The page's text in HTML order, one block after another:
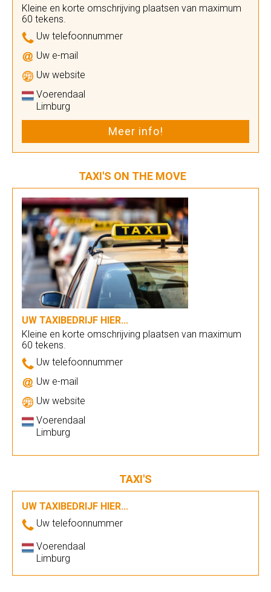
Kleine en korte omschrijving plaatsen van maximum
60 tekens.
Uw telefoonnummer
Uw e-mail
Uw website
Voerendaal
Limburg
Meer info!
TAXI'S ON THE MOVE
UW TAXIBEDRIJF HIER...
Kleine en korte omschrijving plaatsen van maximum
60 tekens.
Uw telefoonnummer
Uw e-mail
Uw website
Voerendaal
Limburg
TAXI'S
UW TAXIBEDRIJF HIER...
Uw telefoonnummer
Voerendaal
Limburg